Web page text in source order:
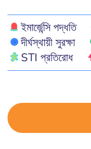
ইমার্জেন্সি পদ্ধতি
দীর্ঘস্থায়ী সুরক্ষা
STI প্রতিরোধ